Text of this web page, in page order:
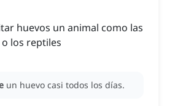
huevos un animal como las
los reptiles
un huevo casi todos los días.